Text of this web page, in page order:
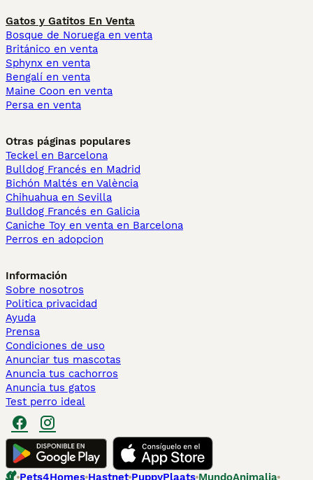
Gatos y Gatitos En Venta
Bosque de Noruega en venta
Británico en venta
Sphynx en venta
Bengalí en venta
Maine Coon en venta
Persa en venta
Otras páginas populares
Teckel en Barcelona
Bulldog Francés en Madrid
Bichón Maltés en València
Chihuahua en Sevilla
Bulldog Francés en Galicia
Caniche Toy en venta en Barcelona
Perros en adopcion
Información
Sobre nosotros
Politica privacidad
Ayuda
Prensa
Condiciones de uso
Anunciar tus mascotas
Anuncia tus cachorros
Anuncia tus gatos
Test perro ideal